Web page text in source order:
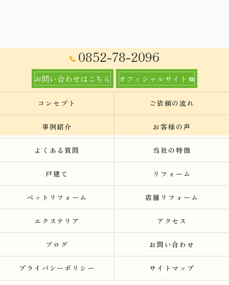
0852-78-2096
お問い合わせはこちら オフィシャルサイト
コンセプト ご依頼の流れ
事例紹介 お客様の声
よくある質問 当社の特徴
戸建て リフォーム
ペットリフォーム 店舗リフォーム
エクステリア アクセス
ブログ お問い合わせ
プライバシーポリシー サイトマップ